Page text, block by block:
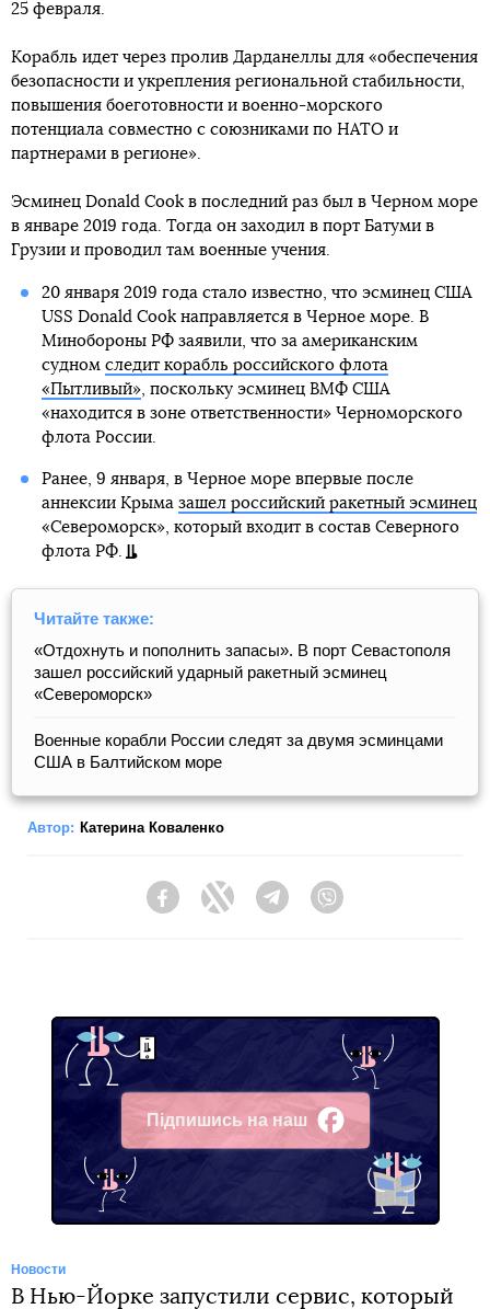
25 февраля.
Корабль идет через пролив Дарданеллы для «обеспечения
безопасности и укрепления региональной стабильности,
повышения боеготовности и военно-морского
потенциала совместно с союзниками по НАТО и
партнерами в регионе».
Эсминец Donald Cook в последний раз был в Черном море
в январе 2019 года. Тогда он заходил в порт Батуми в
Грузии и проводил там военные учения.
20 января 2019 года стало известно, что эсминец США
USS Donald Cook направляется в Черное море. В
Минобороны РФ заявили, что за американским
судном следит корабль российского флота
«Пытливый», поскольку эсминец ВМФ США
«находится в зоне ответственности» Черноморского
флота России.
Ранее, 9 января, в Черное море впервые после
аннексии Крыма зашел российский ракетный эсминец
«Североморск», который входит в состав Северного
флота РФ.
Читайте также:
«Отдохнуть и пополнить запасы». В порт Севастополя
зашел российский ударный ракетный эсминец
«Североморск»
Военные корабли России следят за двумя эсминцами
США в Балтийском море
Автор: Катерина Коваленко
FacebookTwitter Telegram
Підпишись на наш
Facebook
Новости
В Нью-Йорке запустили сервис, который